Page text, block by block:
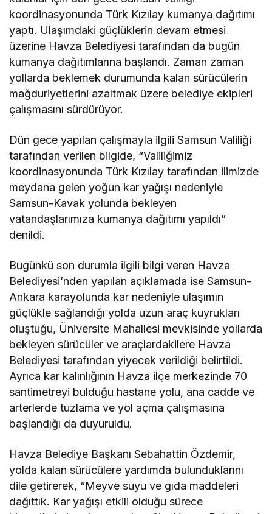
koordinasyonunda Türk Kızılay kumanya dağıtımı
yaptı. Ulaşımdaki güçlüklerin devam etmesi
üzerine Havza Belediyesi tarafından da bugün
kumanya dağıtımlarına başlandı. Zaman zaman
yollarda beklemek durumunda kalan sürücülerin
mağduriyetlerini azaltmak üzere belediye ekipleri
çalışmasını sürdürüyor.
Dün gece yapılan çalışmayla ilgili Samsun Valiliği
tarafından verilen bilgide, “Valiliğimiz
koordinasyonunda Türk Kızılay tarafından ilimizde
meydana gelen yoğun kar yağışı nedeniyle
Samsun-Kavak yolunda bekleyen
vatandaşlarımıza kumanya dağıtımı yapıldı”
denildi.
Bugünkü son durumla ilgili bilgi veren Havza
Belediyesi’nden yapılan açıklamada ise Samsun-
Ankara karayolunda kar nedeniyle ulaşımın
güçlükle sağlandığı yolda uzun araç kuyrukları
oluştuğu, Üniversite Mahallesi mevkisinde yollarda
bekleyen sürücüler ve araçlardakilere Havza
Belediyesi tarafından yiyecek verildiği belirtildi.
Ayrıca kar kalınlığının Havza ilçe merkezinde 70
santimetreyi bulduğu hastane yolu, ana cadde ve
arterlerde tuzlama ve yol açma çalışmasına
başlandığı da duyuruldu.
Havza Belediye Başkanı Sebahattin Özdemir,
yolda kalan sürücülere yardımda bulunduklarını
dile getirerek, “Meyve suyu ve gıda maddeleri
dağıttık. Kar yağışı etkili olduğu sürece